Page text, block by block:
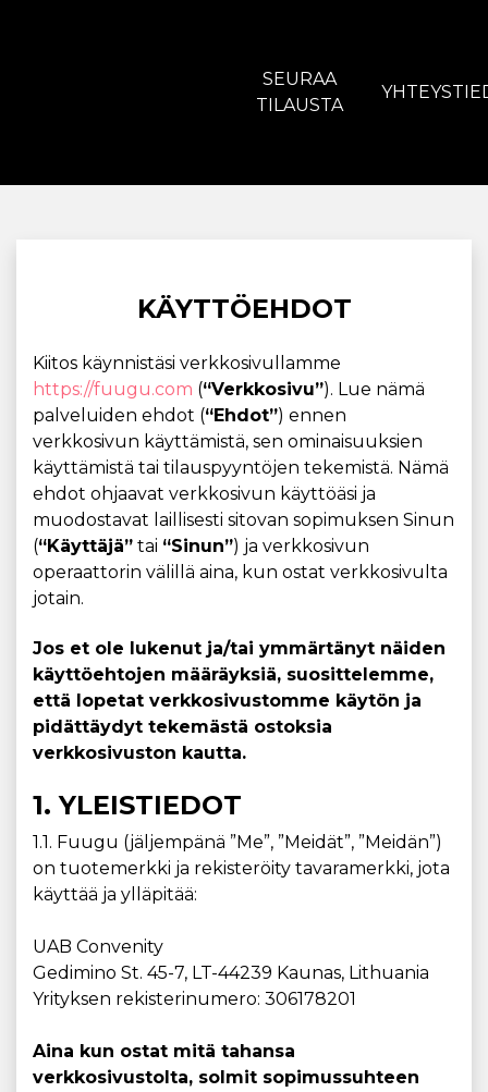
SEURAA
TILAUSTA
KÄYTTÖEHDOT
Kiitos käynnistäsi verkkosivullamme
https://fuugu.com (“Verkkosivu”). Lue nämä
palveluiden ehdot (“Ehdot”) ennen
verkkosivun käyttämistä, sen ominaisuuksien
käyttämistä tai tilauspyyntöjen tekemistä. Nämä
ehdot ohjaavat verkkosivun käyttöäsi ja
muodostavat laillisesti sitovan sopimuksen Sinun
(“Käyttäjä” tai “Sinun”) ja verkkosivun
operaattorin välillä aina, kun ostat verkkosivulta
jotain.
Jos et ole lukenut ja/tai ymmärtänyt näiden
käyttöehtojen määräyksiä, suosittelemme,
että lopetat verkkosivustomme käytön ja
pidättäydyt tekemästä ostoksia
verkkosivuston kautta.
1. YLEISTIEDOT
1.1. Fuugu (jäljempänä ”Me”, ”Meidät”, ”Meidän”)
on tuotemerkki ja rekisteröity tavaramerkki, jota
käyttää ja ylläpitää:
UAB Convenity
Gedimino St. 45-7, LT-44239 Kaunas, Lithuania
Yrityksen rekisterinumero: 306178201
Aina kun ostat mitä tahansa
verkkosivustolta, solmit sopimussuhteen